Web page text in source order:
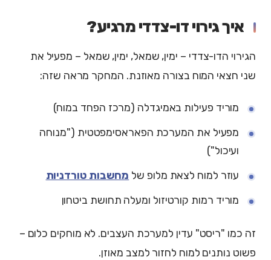
איך גירוי דו-צדדי מרגיע?
הגירוי הדו-צדדי – ימין, שמאל, ימין, שמאל – מפעיל את
שני חצאי המוח בצורה מאוזנת. המחקר מראה שזה:
מוריד פעילות באמיגדלה (מרכז הפחד במוח)
מפעיל את המערכת הפאראסימפטטית ("מנוחה
ועיכול")
עוזר למוח לצאת מלופ של מחשבות טורדניות
מוריד רמות קורטיזול ומעלה תחושת ביטחון
זה כמו "ריסט" עדין למערכת העצבים. לא מוחקים כלום –
פשוט נותנים למוח לחזור למצב מאוזן.